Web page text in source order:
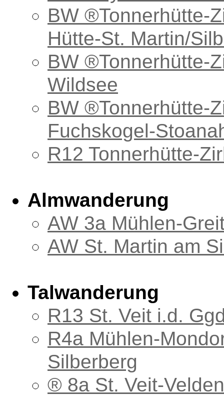
BW ®Tonnerhütte-
Hütte-St. Martin/
BW ®Tonnerhütte-
Wildsee
BW ®Tonnerhütte-
Fuchskogel-
R12 Tonnerhütte-
Almwanderung
AW 3a Mühlen-
AW St. Martin am
Talwanderung
R13 St. Veit i.d.
R4a Mühlen-
Silberberg
® 8a St. Veit-